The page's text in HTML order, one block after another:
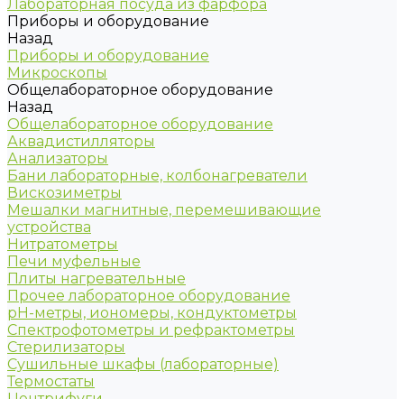
Лабораторная посуда из фарфора
Приборы и оборудование
Назад
Приборы и оборудование
Микроскопы
Общелабораторное оборудование
Назад
Общелабораторное оборудование
Аквадистилляторы
Анализаторы
Бани лабораторные, колбонагреватели
Вискозиметры
Мешалки магнитные, перемешивающие
устройства
Нитратометры
Печи муфельные
Плиты нагревательные
Прочее лабораторное оборудование
рН-метры, иономеры, кондуктометры
Спектрофотометры и рефрактометры
Стерилизаторы
Сушильные шкафы (лабораторные)
Термостаты